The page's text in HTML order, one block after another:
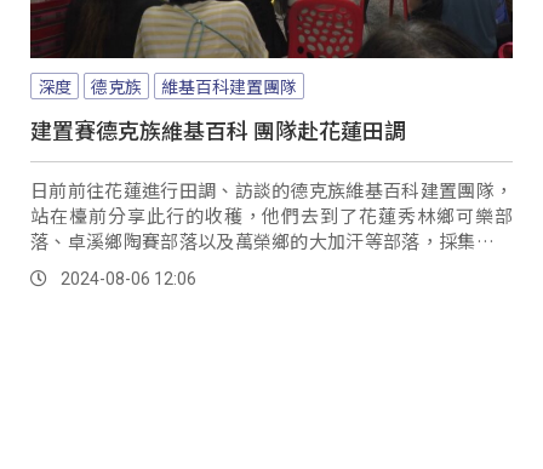
深度 德克族 維基百科建置團隊
建置賽德克族維基百科 團隊赴花蓮田調
日前前往花蓮進行田調、訪談的德克族維基百科建置團隊，
站在檯前分享此行的收穫，他們去到了花蓮秀林鄉可樂部
落、卓溪鄉陶賽部落以及萬榮鄉的大加汗等部落，採集各種
文化資料，要來充實賽德克族在維基百科內的內容。
2024-08-06 12:06